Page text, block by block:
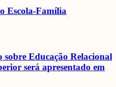
Escola-Família
Educação Relacional
será apresentado em